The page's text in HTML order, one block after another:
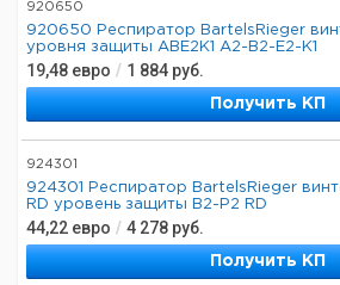
920650
920650 Респиратор BartelsRieger
уровня защиты ABE2K1 A2-B2-E2-K1
19,48 евро / 1 884 руб.
Получить КП
924301
924301 Респиратор BartelsRieger
RD уровень защиты B2-P2 RD
44,22 евро / 4 278 руб.
Получить КП